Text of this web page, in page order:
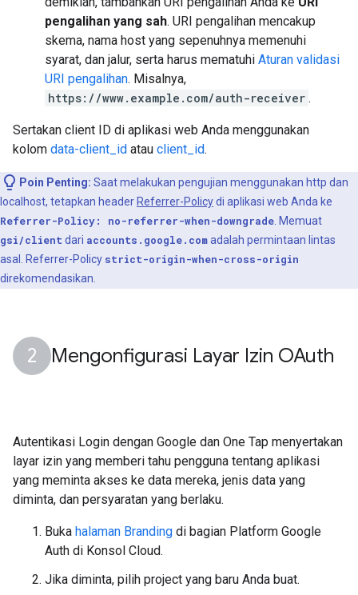
pengalihan yang sah. URI pengalihan mencakup
skema, nama host yang sepenuhnya memenuhi
syarat, dan jalur, serta harus mematuhi Aturan validasi
URI pengalihan. Misalnya,
https://www.example.com/auth-receiver .
Sertakan client ID di aplikasi web Anda menggunakan
kolom data-client_id atau client_id.
Poin Penting: Saat melakukan pengujian menggunakan http dan
localhost, tetapkan header Referrer-Policydi aplikasi web Anda ke
Referrer-Policy: no-referrer-when-downgrade . Memuat
gsi/client dari accounts.google.comadalah permintaan lintas
asal. Referrer-Policy strict-origin-when-cross-origin
direkomendasikan.
Mengonfigurasi Layar Izin OAuth
Autentikasi Login dengan Google dan One Tap menyertakan
layar izin yang memberi tahu pengguna tentang aplikasi
yang meminta akses ke data mereka, jenis data yang
diminta, dan persyaratan yang berlaku.
Buka halaman Branding di bagian Platform Google
Auth di Konsol Cloud.
Jika diminta, pilih project yang baru Anda buat.